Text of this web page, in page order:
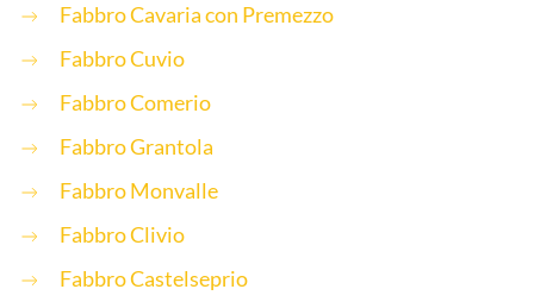
Fabbro Cavaria con Premezzo
Fabbro Cuvio
Fabbro Comerio
Fabbro Grantola
Fabbro Monvalle
Fabbro Clivio
Fabbro Castelseprio